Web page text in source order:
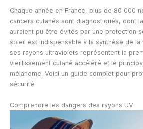
Chaque année en France, plus de 80 000
cancers cutanés sont diagnostiqués, dont
auraient pu être évités par une protection
soleil est indispensable à la synthèse de la
ses rayons ultraviolets représentent la
vieillissement cutané accéléré et le
mélanome. Voici un guide complet pour
sécurité.
Comprendre les dangers des rayons UV